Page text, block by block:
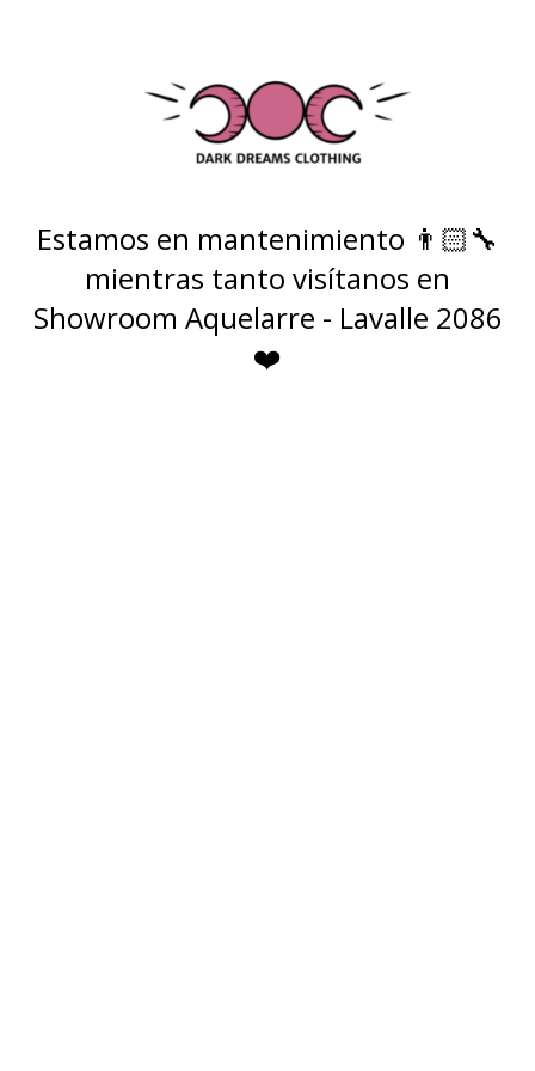
Estamos en mantenimiento 👨🏻‍🔧
mientras tanto visítanos en
Showroom Aquelarre - Lavalle 2086
❤️